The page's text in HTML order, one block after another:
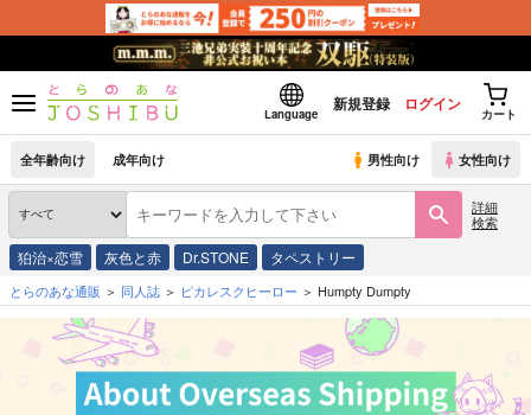
Language
新規登録 ログイン
カート
全年齢向け 成年向け 男性向け 女性向け
詳細
検索
狛治×恋雪 灰色と赤 Dr.STONE タペストリー
とらのあな通販 同人誌 ピカレスクヒーロー Humpty Dumpty